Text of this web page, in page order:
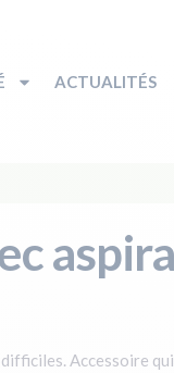
ACTUALITÉS
Accessoire